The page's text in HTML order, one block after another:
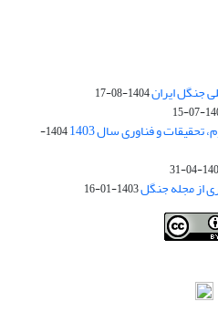
جنگل ایران1404-08-17
و فناوری سال 1403
1404-
1404-
از مجله جنگل1403-01-16